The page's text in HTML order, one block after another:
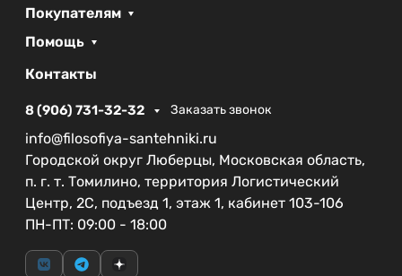
Покупателям
Помощь
Контакты
8 (906) 731-32-32 Заказать звонок
info@filosofiya-santehniki.ru
Городской округ Люберцы, Московская область,
п. г. т. Томилино, территория Логистический
Центр, 2С, подъезд 1, этаж 1, кабинет 103-106
ПН-ПТ: 09:00 - 18:00